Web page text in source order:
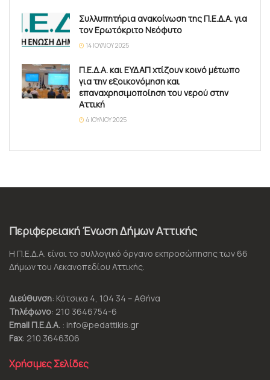
Συλλυπητήρια ανακοίνωση της Π.Ε.Δ.Α. για
τον Ερωτόκριτο Νεόφυτο
14 ΙΟΥΛΊΟΥ 2025
Π.Ε.Δ.Α. και ΕΥΔΑΠ χτίζουν κοινό μέτωπο
για την εξοικονόμηση και
επαναχρησιμοποίηση του νερού στην
Αττική
4 ΙΟΥΛΊΟΥ 2025
Περιφερειακή Ένωση Δήμων Αττικής
Η Π.Ε.Δ.Α. είναι το συλλογικό όργανο εκπροσώπησης των 66
Δήμων του Λεκανοπεδίου Αττικής.
Διεύθυνση: Κότσικα 4, 104 34 – Αθήνα
Τηλέφωνο: 210 3646754-6
Email Π.Ε.Δ.Α. : info@pedattikis.gr
Fax: 210 3646306
Χρήσιμες Σελίδες